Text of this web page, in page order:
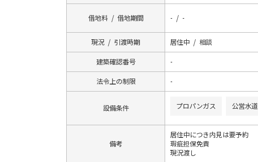
借地料 / 借地期間 - / -
現況 / 引渡時期 居住中 / 相談
建築確認番号 -
法令上の制限 -
設備条件 プロパンガス 公営水道
備考
居住中につき内見は要予約
瑕疵担保免責
現況渡し